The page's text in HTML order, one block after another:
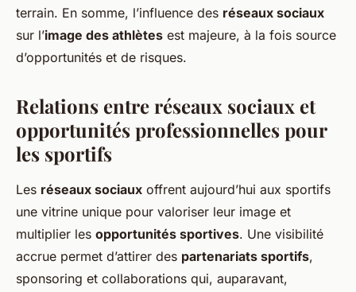
terrain. En somme, l’influence des réseaux sociaux
sur l’image des athlètes est majeure, à la fois source
d’opportunités et de risques.
Relations entre réseaux sociaux et
opportunités professionnelles pour
les sportifs
Les réseaux sociaux offrent aujourd’hui aux sportifs
une vitrine unique pour valoriser leur image et
multiplier les opportunités sportives. Une visibilité
accrue permet d’attirer des partenariats sportifs,
sponsoring et collaborations qui, auparavant,